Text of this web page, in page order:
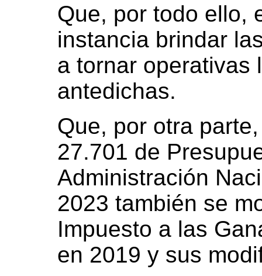
Que, por todo ello,
instancia brindar
a tornar operativas
antedichas.
Que, por otra
27.701 de
Administración
2023 también se
Impuesto a las
en 2019 y sus